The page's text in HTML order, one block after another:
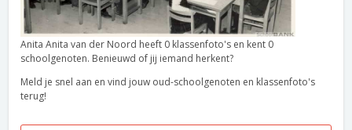
Anita Anita van der Noord heeft 0 klassenfoto's en kent 0
schoolgenoten. Benieuwd of jij iemand herkent?
Meld je snel aan en vind jouw oud-schoolgenoten en klassenfoto's
terug!